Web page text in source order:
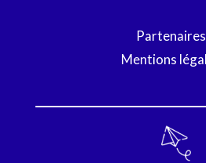
Partenaires
Mentions